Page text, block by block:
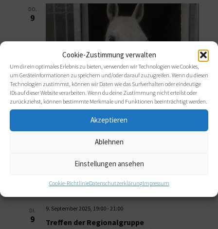
Cookie-Zustimmung verwalten
Um dir ein optimales Erlebnis zu bieten, verwenden wir Technologien wie Cookies,
um Geräteinformationen zu speichern und/oder darauf zuzugreifen. Wenn du diesen
Technologien zustimmst, können wir Daten wie das Surfverhalten oder eindeutige
IDs auf dieser Website verarbeiten. Wenn du deine Zustimmung nicht erteilst oder
zurückziehst, können bestimmte Merkmale und Funktionen beeinträchtigt werden.
Akzeptieren
Ablehnen
Einstellungen ansehen
Cookie-RichtlinieDatenschutzerklärungImpressum
DO.
9
COACHING in und mit der NATUR &
asb MünsterAn der Germania Brauerei 1, Münster
DI.
9
9. September 2025, 19:00- 21:00
Treffen der Regionalgruppe